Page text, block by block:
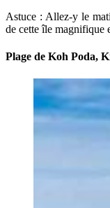
Astuce : Allez-y le
de cette île magnifique
Plage de Koh Poda,